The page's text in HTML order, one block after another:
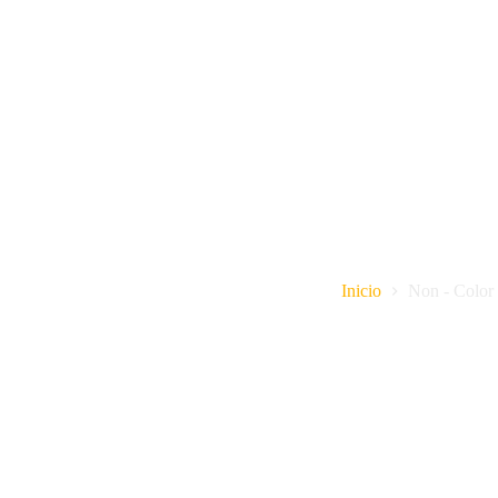
Inicio